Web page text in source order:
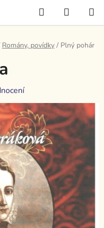
Hledat
KOŠÍK
Romány, povídky / Plný pohár